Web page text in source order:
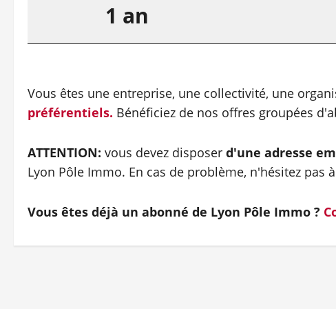
1 an
Vous êtes une entreprise, une collectivité, une
préférentiels. Bénéficiez de nos offres groupées
ATTENTION: vous devez disposer d'une adresse
Lyon Pôle Immo. En cas de problème, n'hésitez pas
Vous êtes déjà un abonné de Lyon Pôle Immo ?